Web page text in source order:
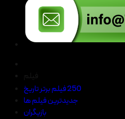
250 فیلم برتر تاریخ
جدیدترین فیلم ها
بازیگران